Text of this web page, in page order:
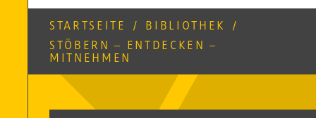
STARTSEITE / BIBLIOTHEK
/
STÖBERN – ENTDECKEN –
MITNEHMEN